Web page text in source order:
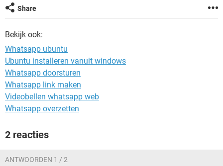
Share
Bekijk ook:
Whatsapp ubuntu
Ubuntu installeren vanuit windows
Whatsapp doorsturen
Whatsapp link maken
Videobellen whatsapp web
Whatsapp overzetten
2 reacties
ANTWOORDEN 1 / 2